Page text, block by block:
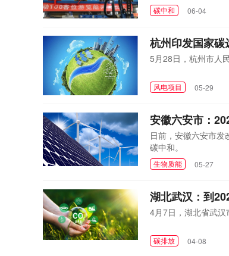
碳中和 06-04
杭州印发国家
5月28日，杭州市人
风电项目 05-29
安徽六安市：
日前，安徽六安市
碳中和。
生物质能 05-27
湖北武汉：到
4月7日，湖北省武
碳排放 04-08